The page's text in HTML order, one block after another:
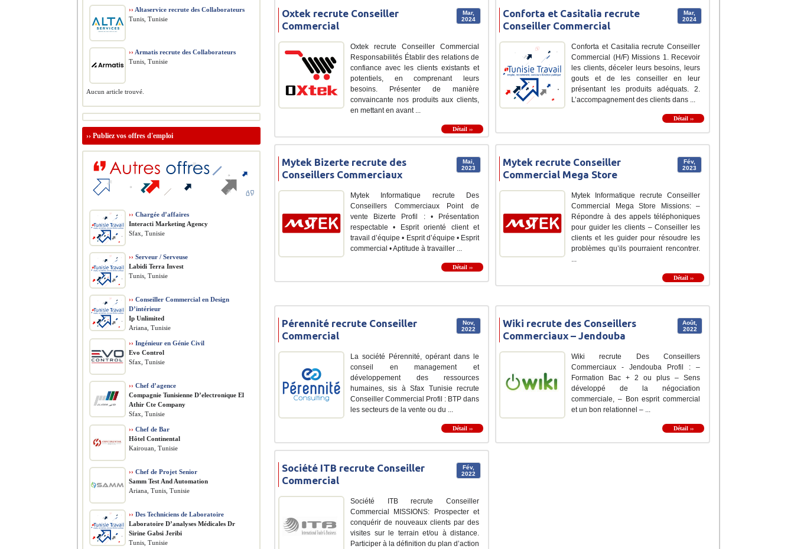
Mar,
2024
Oxtek recrute Conseiller
Commercial
Oxtek recrute Conseiller Commercial
Responsabilités Établir des relations de
confiance avec les clients existants et
potentiels, en comprenant leurs
besoins. Présenter de manière
convaincante nos produits aux clients,
en mettant en avant ...
Détail ››
Mar,
2024
Conforta et Casitalia recrute
Conseiller Commercial
Conforta et Casitalia recrute Conseiller
Commercial (H/F) Missions 1. Recevoir
les clients, déceler leurs besoins, leurs
gouts et de les conseiller en leur
présentant les produits adéquats. 2.
L’accompagnement des clients dans ...
Détail ››
Mai,
2023
Mytek Bizerte recrute des
Conseillers Commerciaux
Mytek Informatique recrute Des
Conseillers Commerciaux Point de
vente Bizerte Profil : • Présentation
respectable • Esprit orienté client et
travail d’équipe • Esprit d’équipe • Esprit
commercial • Aptitude à travailler ...
Détail ››
Fév,
2023
Mytek recrute Conseiller
Commercial Mega Store
Mytek Informatique recrute Conseiller
Commercial Mega Store Missions: –
Répondre à des appels téléphoniques
pour guider les clients – Conseiller les
clients et les guider pour résoudre les
problèmes qu’ils pourraient rencontrer.
...
Détail ››
Nov,
2022
Pérennité recrute Conseiller
Commercial
La société Pérennité, opérant dans le
conseil en management et
développement des ressources
humaines, sis à Sfax Tunisie recrute
Conseiller Commercial Profil : BTP dans
les secteurs de la vente ou du ...
Détail ››
Août,
2022
Wiki recrute des Conseillers
Commerciaux – Jendouba
Wiki recrute Des Conseillers
Commerciaux - Jendouba Profil : –
Formation Bac + 2 ou plus – Sens
développé de la négociation
commerciale, – Bon esprit commercial
et un bon relationnel – ...
Détail ››
Fév,
2022
Société ITB recrute Conseiller
Commercial
Société ITB recrute Conseiller
Commercial MISSIONS: Prospecter et
conquérir de nouveaux clients par des
visites sur le terrain et/ou à distance.
Participer à la définition du plan d’action
›› Altaservice recrute des Collaborateurs
Tunis, Tunisie
›› Armatis recrute des Collaborateurs
Tunis, Tunisie
Aucun article trouvé.
›› Publiez vos offres d'emploi
›› Chargée d’affaires
Interacti Marketing Agency
Sfax, Tunisie
›› Serveur / Serveuse
Labidi Terra Invest
Tunis, Tunisie
›› Conseiller Commercial en Design
D’intérieur
Ip Unlimited
Ariana, Tunisie
›› Ingénieur en Génie Civil
Evo Control
Sfax, Tunisie
›› Chef d’agence
Compagnie Tunisienne D’electronique El
Athir Cte Company
Sfax, Tunisie
›› Chef de Bar
Hôtel Continental
Kairouan, Tunisie
›› Chef de Projet Senior
Samm Test And Automation
Ariana, Tunis, Tunisie
›› Des Techniciens de Laboratoire
Laboratoire D’analyses Médicales Dr
Sirine Gabsi Jeribi
Tunis, Tunisie